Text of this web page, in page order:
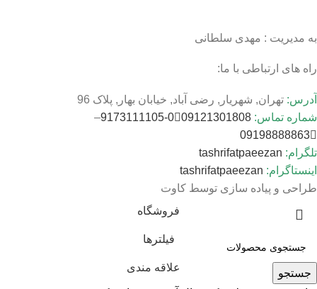
به مدیریت : مهدی سلطانی
راه های ارتباطی با ما:
آدرس: تهران, شهریار, رضی آباد, خیابان بهار, پلاک 96
شماره تماس: 09121301808
0-9173111105
–
09198888863
تلگرام: tashrifatpaeezan
اینستاگرام: tashrifatpaeezan
طراحی و پیاده سازی توسط کاوت
جستجو
فروشگاه
فیلترها
علاقه مندی